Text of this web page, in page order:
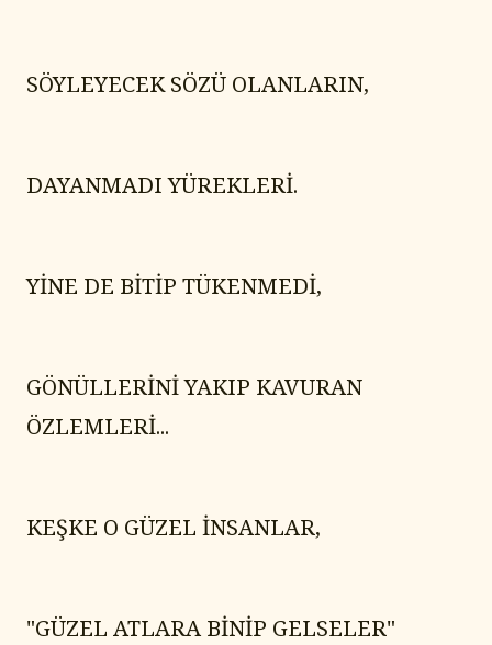
SÖYLEYECEK SÖZÜ OLANLARIN,
DAYANMADI YÜREKLERİ.
YİNE DE BİTİP TÜKENMEDİ,
GÖNÜLLERİNİ YAKIP KAVURAN
ÖZLEMLERİ...
KEŞKE O GÜZEL İNSANLAR,
"GÜZEL ATLARA BİNİP GELSELER"